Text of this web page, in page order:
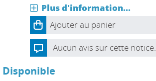
Plus d'information...
Ajouter au panier
Aucun avis sur cette notice.
Disponible